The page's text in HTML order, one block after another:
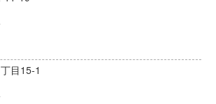
丁目15-1